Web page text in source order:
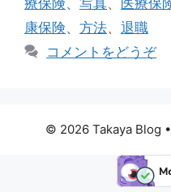
ー
康保険、 方法、 退職
コメントをどうぞ
© 2026 Takaya Blog